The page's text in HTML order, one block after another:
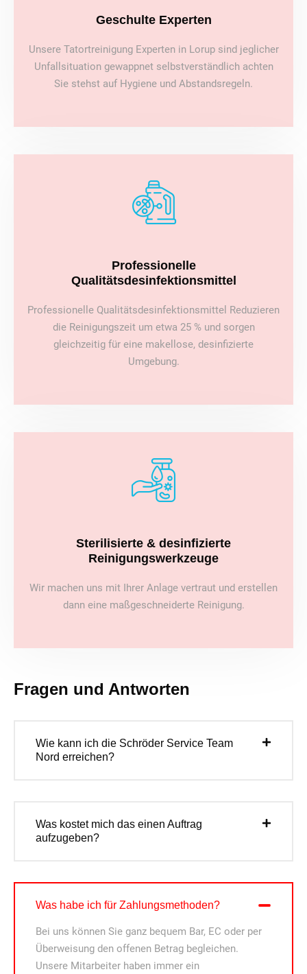
Geschulte Experten
Unsere Tatortreinigung Experten in Lorup sind jeglicher
Unfallsituation gewappnet selbstverständlich achten
Sie stehst auf Hygiene und Abstandsregeln.
Professionelle
Qualitätsdesinfektionsmittel
Professionelle Qualitätsdesinfektionsmittel Reduzieren
die Reinigungszeit um etwa 25 % und sorgen
gleichzeitig für eine makellose, desinfizierte
Umgebung.
Sterilisierte & desinfizierte
Reinigungswerkzeuge
Wir machen uns mit Ihrer Anlage vertraut und erstellen
dann eine maßgeschneiderte Reinigung.
Fragen und Antworten
Wie kann ich die Schröder Service Team
Nord erreichen?
Was kostet mich das einen Auftrag
aufzugeben?
Was habe ich für Zahlungsmethoden?
Bei uns können Sie ganz bequem Bar, EC oder per
Überweisung den offenen Betrag begleichen.
Unsere Mitarbeiter haben immer ein